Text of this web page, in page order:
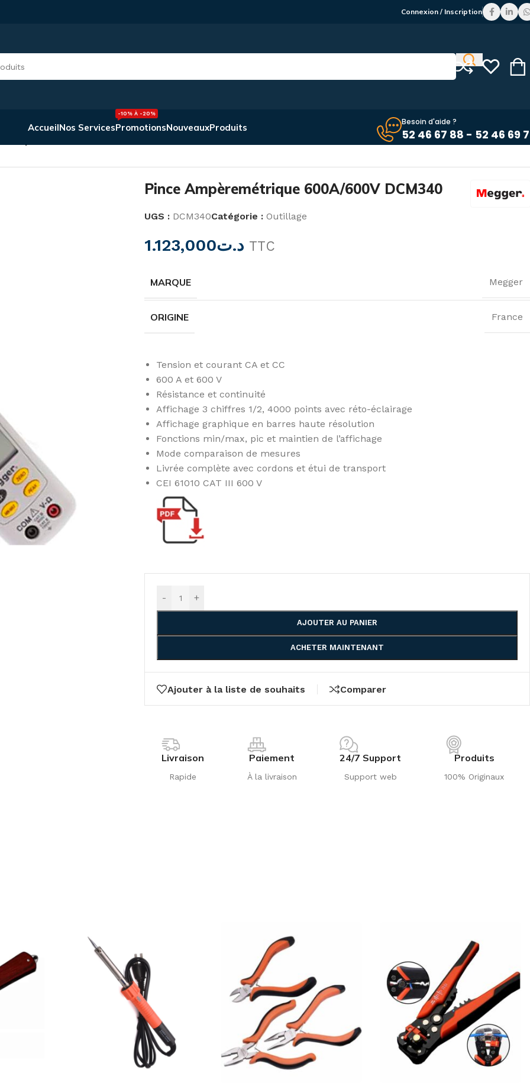
Connexion / Inscription
AccueilNos ServicesPromotions
-10% À -20%
NouveauxProduits Besoin d'aide ?
52 46 67 88 - 52 46 69
Pince Ampèremétrique 600A/600V DCM340
UGS : DCM340Catégorie : Outillage
د.ت1.123,000 TTC
MARQUE Megger
ORIGINE France
Tension et courant CA et CC
600 A et 600 V
Résistance et continuité
Affichage 3 chiffres 1/2, 4000 points avec réto-éclairage
Affichage graphique en barres haute résolution
Fonctions min/max, pic et maintien de l’affichage
Mode comparaison de mesures
Livrée complète avec cordons et étui de transport
CEI 61010 CAT III 600 V
- +
AJOUTER AU PANIER
ACHETER MAINTENANT
Ajouter à la liste de souhaits Comparer
Livraison
Rapide
Paiement
À la livraison
24/7 Support
Support web
Produits
100% Originaux